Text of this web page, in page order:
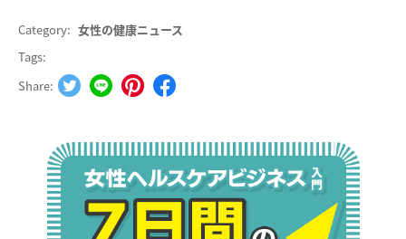
Category: 女性の健康ニュース
Tags:
Share: